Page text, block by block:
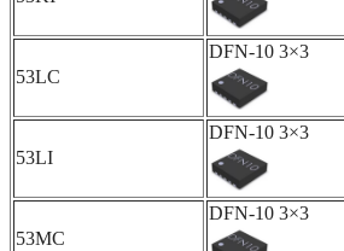
53LC
DFN-10 3×3
53LI
DFN-10 3×3
53MC
DFN-10 3×3